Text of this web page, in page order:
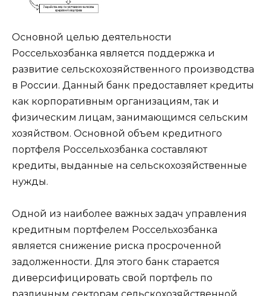
Основной целью деятельности
Россельхозбанка является поддержка и
развитие сельскохозяйственного производства
в России. Данный банк предоставляет кредиты
как корпоративным организациям, так и
физическим лицам, занимающимся сельским
хозяйством. Основной объем кредитного
портфеля Россельхозбанка составляют
кредиты, выданные на сельскохозяйственные
нужды.
Одной из наиболее важных задач управления
кредитным портфелем Россельхозбанка
является снижение риска просроченной
задолженности. Для этого банк старается
диверсифицировать свой портфель по